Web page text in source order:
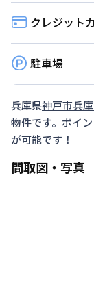
クレジット
駐車場
兵庫県神戸市兵
物件です。ポイ
が可能です！
間取図・写真